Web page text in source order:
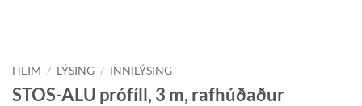
HEIM / LÝSING / INNILÝSING
STOS-ALU prófíll, 3 m, rafhúðaður